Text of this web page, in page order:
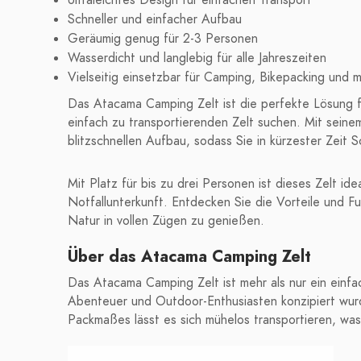
Schneller und einfacher Aufbau
Geräumig genug für 2-3 Personen
Wasserdicht und langlebig für alle Jahreszeiten
Vielseitig einsetzbar für Camping, Bikepacking und
Das Atacama Camping Zelt ist die perfekte
einfach zu transportierenden Zelt suchen. Mit
blitzschnellen Aufbau, sodass Sie in kürzester Zeit
Mit Platz für bis zu drei Personen ist dieses Zelt
Notfallunterkunft. Entdecken Sie die Vorteile und
Natur in vollen Zügen zu genießen.
Über das Atacama Camping Zelt
Das Atacama Camping Zelt ist mehr als nur ein
Abenteuer und Outdoor-Enthusiasten konzipiert
Packmaßes lässt es sich mühelos transportieren,